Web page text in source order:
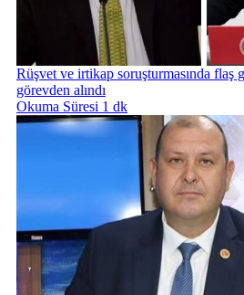
Rüşvet ve irtikap soruşturmasında flaş
görevden alındı
Okuma Süresi 1 dk